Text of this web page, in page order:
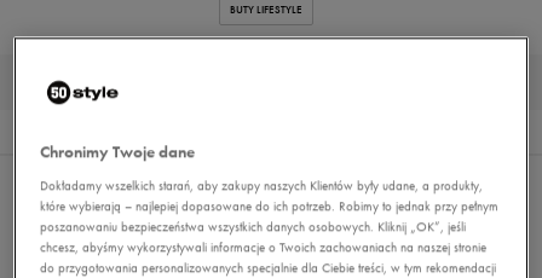
BUTY LIFESTYLE
REKOMENDOWANE
FILTRUJ
Pokaż
60
z 0
Chronimy Twoje dane
Dokładamy wszelkich starań, aby zakupy naszych Klientów były udane, a produkty,
które wybierają – najlepiej dopasowane do ich potrzeb. Robimy to jednak przy pełnym
poszanowaniu bezpieczeństwa wszystkich danych osobowych. Kliknij „OK”, jeśli
chcesz, abyśmy wykorzystywali informacje o Twoich zachowaniach na naszej stronie
do przygotowania personalizowanych specjalnie dla Ciebie treści, w tym rekomendacji